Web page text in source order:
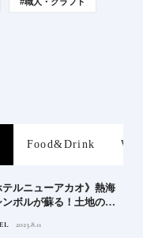
Food&Drink
テルニューアカオ》熱海
ンボルが蘇る！土地の歴
2023.8.11